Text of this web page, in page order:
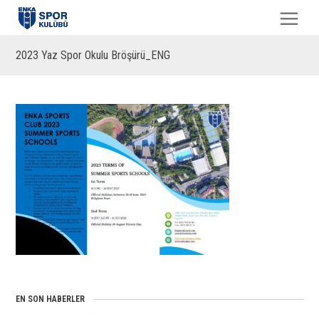
2023 Yaz Spor Okulu Bröşürü_ENG
EN SON HABERLER